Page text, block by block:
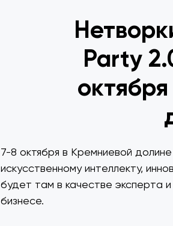
Party
7-8 октября в Кремниевой
искусственному интеллекту,
будет там в качестве эксперта
бизнесе.